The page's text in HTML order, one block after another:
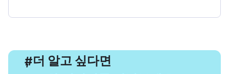
#
, 더 알고 싶다면